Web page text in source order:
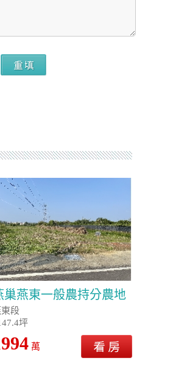
巢燕東一般農持分農地
東段
坪
萬